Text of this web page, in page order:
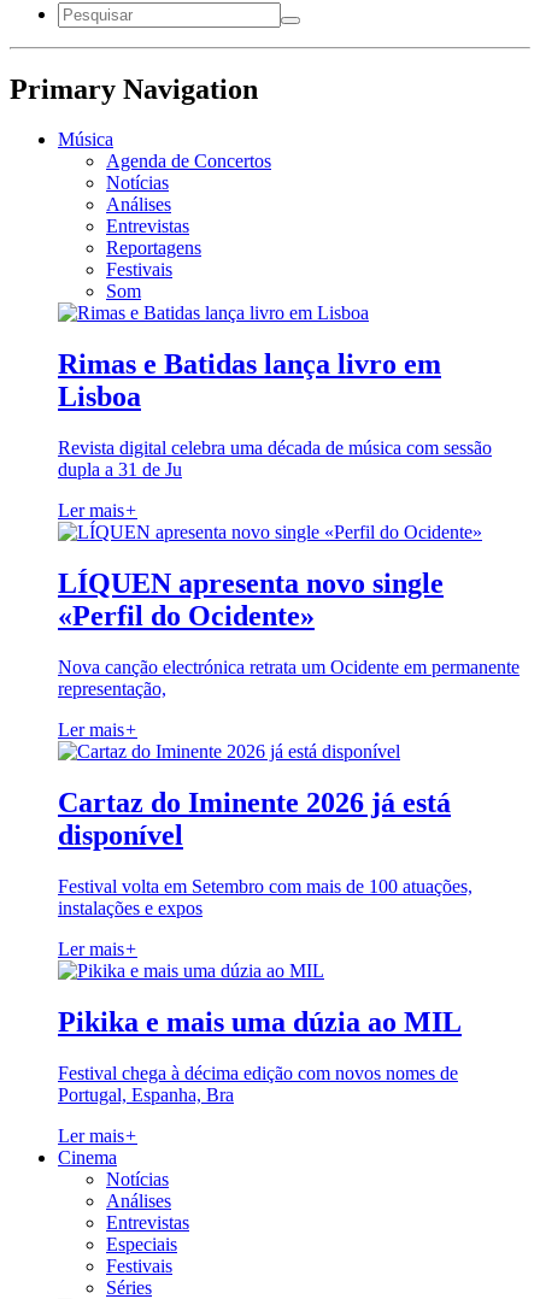
Primary Navigation
Música
Agenda de Concertos
Notícias
Análises
Entrevistas
Reportagens
Festivais
Som
Rimas e Batidas lança livro em
Lisboa
Revista digital celebra uma década de música com sessão
dupla a 31 de Ju
Ler mais+
LÍQUEN apresenta novo single
«Perfil do Ocidente»
Nova canção electrónica retrata um Ocidente em permanente
representação,
Ler mais+
Cartaz do Iminente 2026 já está
disponível
Festival volta em Setembro com mais de 100 atuações,
instalações e expos
Ler mais+
Pikika e mais uma dúzia ao MIL
Festival chega à décima edição com novos nomes de
Portugal, Espanha, Bra
Ler mais+
Cinema
Notícias
Análises
Entrevistas
Especiais
Festivais
Séries